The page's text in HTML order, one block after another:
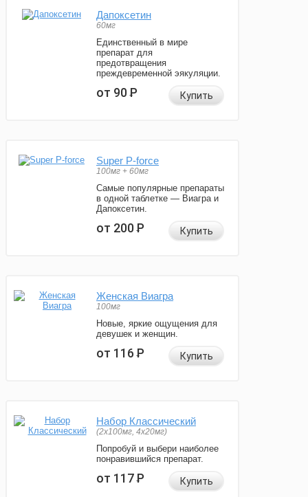
Дапоксетин
60мг
Единственный в мире
препарат для
предотвращения
преждевременной эякуляции.
от 90Р Купить
Super P-force
100мг + 60мг
Самые популярные препараты
в одной таблетке — Виагра и
Дапоксетин.
от 200Р Купить
Женская Виагра
100мг
Новые, яркие ощущения для
девушек и женщин.
от 116Р Купить
Набор Классический
(2x100мг, 4x20мг)
Попробуй и выбери наиболее
понравившийся препарат.
от 117Р Купить